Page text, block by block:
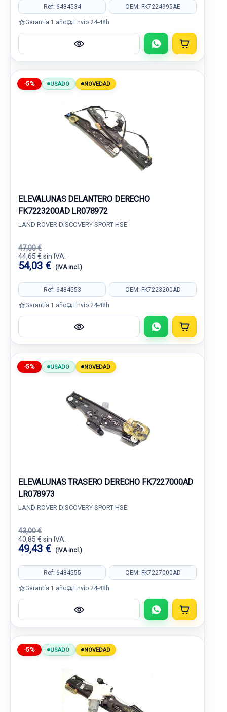
Ref: 6484534 OEM: FK7224995AE
Garantía 1 año Envío 24-48h
-5% USADO NOVEDAD
ELEVALUNAS DELANTERO DERECHO
FK7223200AD LR078972
LAND ROVER DISCOVERY SPORT HSE
47,00 €
44,65 € sin IVA.
54,03 € (IVA incl.)
Ref: 6484553 OEM: FK7223200AD
Garantía 1 año Envío 24-48h
-5% USADO NOVEDAD
ELEVALUNAS TRASERO DERECHO FK7227000AD
LR078973
LAND ROVER DISCOVERY SPORT HSE
43,00 €
40,85 € sin IVA.
49,43 € (IVA incl.)
Ref: 6484555 OEM: FK7227000AD
Garantía 1 año Envío 24-48h
-5% USADO NOVEDAD